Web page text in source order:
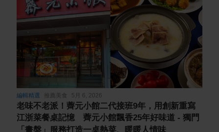
編輯精選 推薦美食 5月 6, 2026
老味不老派！薺元小館二代接班9年，用創新重寫
江浙菜餐桌記憶 薺元小館飄香25年好味道 - 獨門
「畫盤」服務打造一桌熱菜、暖暖人情味